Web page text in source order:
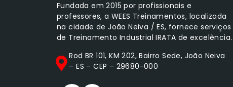
Fundada em 2015 por profissionais e
professores, a WEES Treinamentos, localizada
na cidade de João Neiva / ES, fornece serviços
de Treinamento Industrial IRATA de excelência.
Rod BR 101, KM 202, Bairro Sede, João Neiva
– ES – CEP – 29680-000